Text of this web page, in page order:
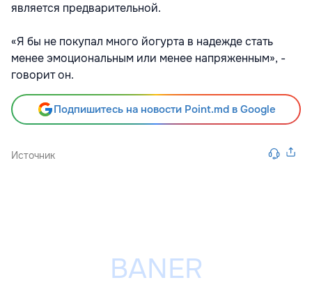
является предварительной.
«Я бы не покупал много йогурта в надежде стать
менее эмоциональным или менее напряженным», -
говорит он.
Подпишитесь на новости Point.md в Google
Источник